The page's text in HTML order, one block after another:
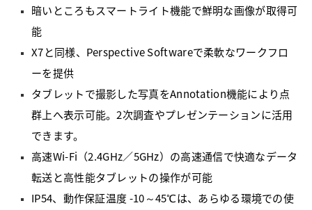
暗いところもスマートライト機能で鮮明な画像が取得可
能
X7と同様、Perspective Softwareで柔軟なワークフロ
ーを提供
タブレットで撮影した写真をAnnotation機能により点
群上へ表示可能。2次調査やプレゼンテーションに活用
できます。
高速Wi-Fi（2.4GHz／5GHz）の高速通信で快適なデータ
転送と高性能タブレットの操作が可能
IP54、動作保証温度 -10～45℃は、あらゆる環境での使